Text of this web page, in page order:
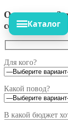
Ответьте на
сет!
Для кого?
Какой повод?
В какой бюджет
Каталог